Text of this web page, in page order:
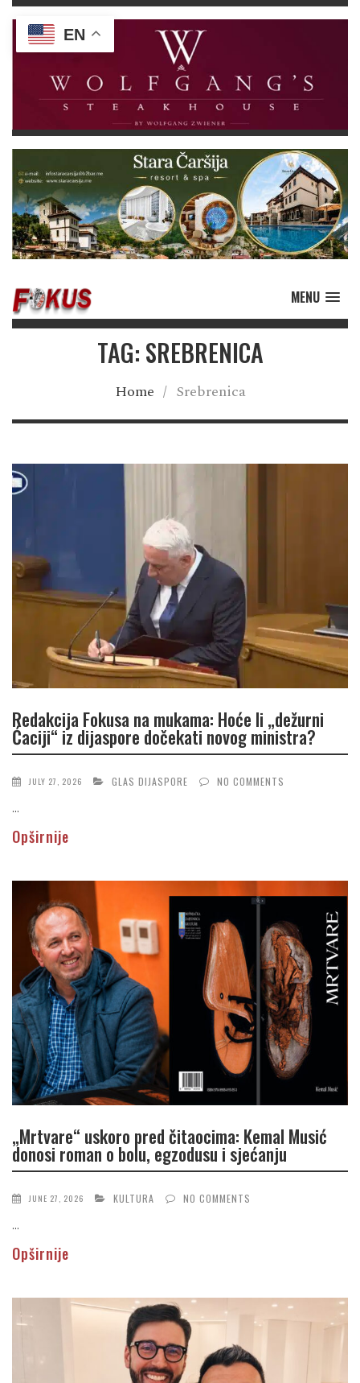
MENU
TAG: SREBRENICA
Home / Srebrenica
Redakcija Fokusa na mukama: Hoće li „dežurni
Ćaciji“ iz dijaspore dočekati novog ministra?
JULY 27, 2026 GLAS DIJASPORE NO COMMENTS
...
Opširnije
„Mrtvare“ uskoro pred čitaocima: Kemal Musić
donosi roman o bolu, egzodusu i sjećanju
JUNE 27, 2026 KULTURA NO COMMENTS
...
Opširnije
EN